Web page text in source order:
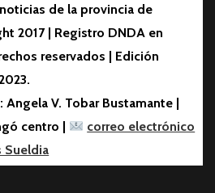
de la provincia de
2017 | Registro DNDA en
reservados | Edición
V. Tobar Bustamante |
centro |
correo electrónico
Sueldia